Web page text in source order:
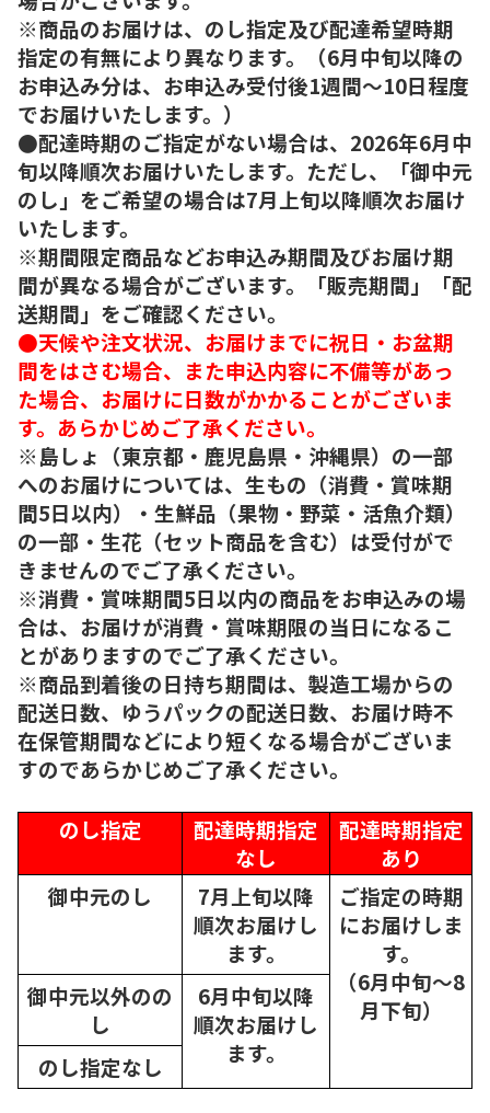
※商品のお届けは、のし指定及び配達希望時期
指定の有無により異なります。（6月中旬以降の
お申込み分は、お申込み受付後1週間～10日程度
でお届けいたします。）
●配達時期のご指定がない場合は、2026年6月中
旬以降順次お届けいたします。ただし、「御中元
のし」をご希望の場合は7月上旬以降順次お届け
いたします。
※期間限定商品などお申込み期間及びお届け期
間が異なる場合がございます。「販売期間」「配
送期間」をご確認ください。
●天候や注文状況、お届けまでに祝日・お盆期
間をはさむ場合、また申込内容に不備等があっ
た場合、お届けに日数がかかることがございま
す。あらかじめご了承ください。
※島しょ（東京都・鹿児島県・沖縄県）の一部
へのお届けについては、生もの（消費・賞味期
間5日以内）・生鮮品（果物・野菜・活魚介類）
の一部・生花（セット商品を含む）は受付がで
きませんのでご了承ください。
※消費・賞味期間5日以内の商品をお申込みの場
合は、お届けが消費・賞味期限の当日になるこ
とがありますのでご了承ください。
※商品到着後の日持ち期間は、製造工場からの
配送日数、ゆうパックの配送日数、お届け時不
在保管期間などにより短くなる場合がございま
すのであらかじめご了承ください。
のし指定
配達時期指定
なし
配達時期指定
あり
御中元のし
7月上旬以降
順次お届けし
ます。
ご指定の時期
にお届けしま
す。
（6月中旬～8
月下旬）
御中元以外のの
し
6月中旬以降
順次お届けし
ます。
のし指定なし